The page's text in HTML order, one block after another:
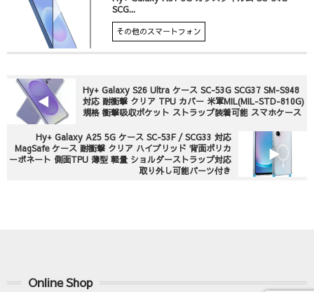
SCG...
その他のスマートフォン
Hy+ Galaxy S26 Ultra ケース SC-53G SCG37 SM-S948
対応 耐衝撃 クリア TPU カバー 米軍MIL(MIL-STD-810G)
規格 衝撃吸収ポケット ストラップ装着可能 スマホケース
Hy+ Galaxy A25 5G ケース SC-53F / SCG33 対応
MagSafe ケース 耐衝撃 クリア ハイブリッド 背面ポリカ
ーボネート 側面TPU 薄型 軽量 ショルダーストラップ対応
取り外し可能パーツ付き
Online Shop